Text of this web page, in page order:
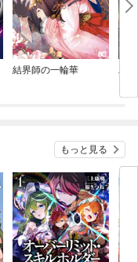
結界師の一輪華
バ
今
もっと見る